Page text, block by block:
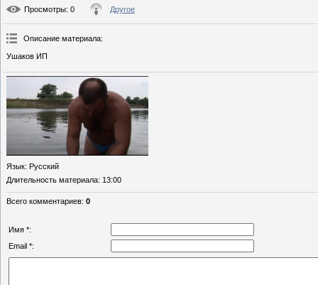
Просмотры: 0 Другое
Описание материала:
Ушаков ИП
Язык: Русский
Длительность материала: 13:00
Всего комментариев: 0
Имя *:
Email *: